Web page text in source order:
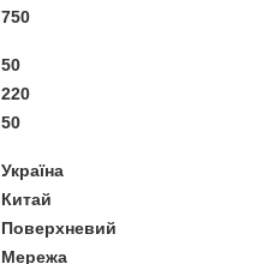
750
50
220
50
Україна
Китай
Поверхневий
Мережа